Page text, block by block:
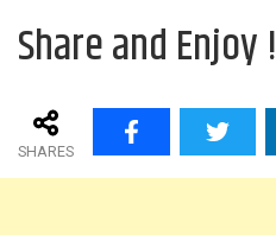
Share and Enjoy !
SHARES